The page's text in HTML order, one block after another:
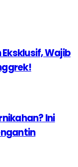
Wajib
Ini